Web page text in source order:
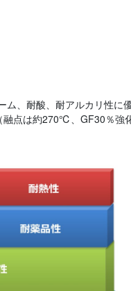
、耐酸、耐アルカリ性に
点は約270℃、GF30％強